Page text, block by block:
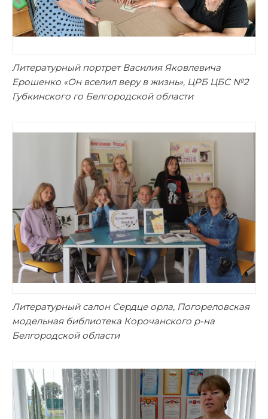
Литературный портрет Василия Яковлевича
Ерошенко «Он вселил веру в жизнь», ЦРБ ЦБС №2
Губкинского го Белгородской области
Литературный салон Сердце орла, Погореловская
модельная библиотека Корочанского р-на
Белгородской области